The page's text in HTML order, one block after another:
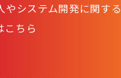
やシステム開発に関する
こちら